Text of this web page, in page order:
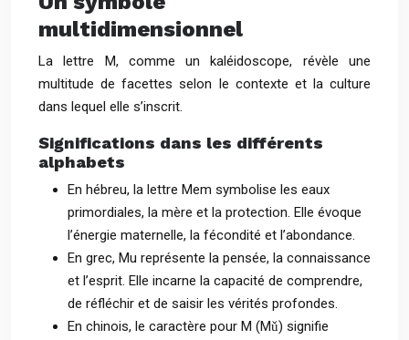
multidimensionnel
La lettre M, comme un kaléidoscope, révèle une
multitude de facettes selon le contexte et la culture
dans lequel elle s’inscrit.
Significations dans les différents
alphabets
En hébreu, la lettre Mem symbolise les eaux
primordiales, la mère et la protection. Elle évoque
l’énergie maternelle, la fécondité et l’abondance.
En grec, Mu représente la pensée, la connaissance
et l’esprit. Elle incarne la capacité de comprendre,
de réfléchir et de saisir les vérités profondes.
En chinois, le caractère pour M (Mǔ) signifie